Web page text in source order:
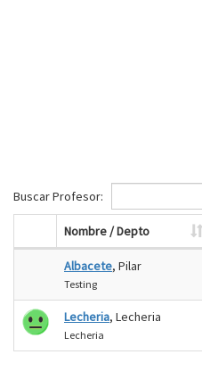
Buscar Profesor:
Nombre / Depto
Albacete, Pilar
Testing
Lecheria, Lecheria
Lecheria